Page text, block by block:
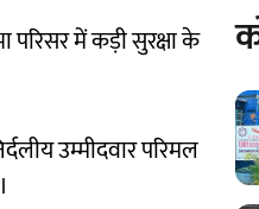
में कड़ी सुरक्षा के
उम्मीदवार परिमल